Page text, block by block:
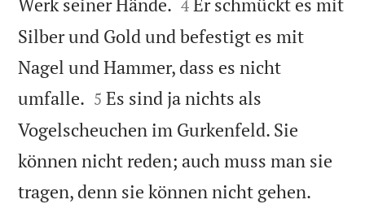
4
Silber und Gold und befestigt es mit
Nagel und Hammer, dass es nicht
umfalle. 

5 Es sind ja nichts als
Vogelscheuchen im Gurkenfeld. Sie
können nicht reden; auch muss man sie
tragen, denn sie können nicht gehen.